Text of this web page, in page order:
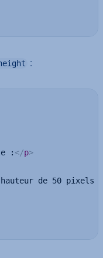
:
: </p>
de 50 pixels :